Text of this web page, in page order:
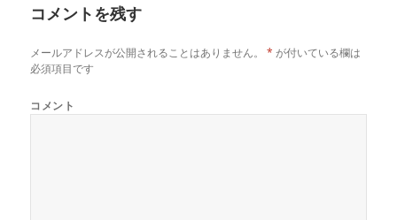
コメントを残す
メールアドレスが公開されることはありません。 * が付いている欄は
必須項目です
コメント